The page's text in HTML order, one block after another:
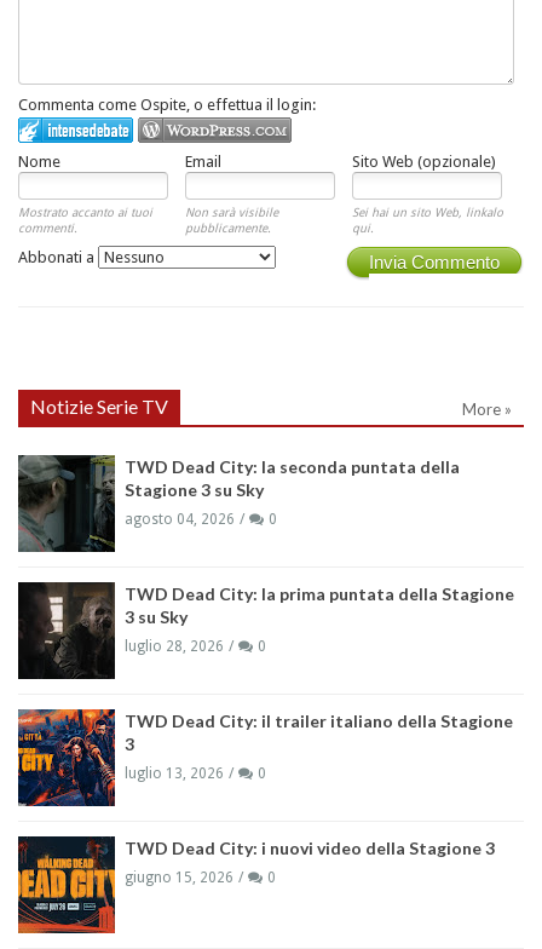
Commenta come Ospite, o effettua il login:
Nome Email Sito Web (opzionale)
Mostrato accanto ai tuoi
commenti.
Non sarà visibile
pubblicamente.
Sei hai un sito Web, linkalo
qui.
Invia Commento
Abbonati a
Notizie Serie TV More »
TWD Dead City: la seconda puntata della
Stagione 3 su Sky
agosto 04, 2026 0
TWD Dead City: la prima puntata della Stagione
3 su Sky
luglio 28, 2026 0
TWD Dead City: il trailer italiano della Stagione
3
luglio 13, 2026 0
TWD Dead City: i nuovi video della Stagione 3
giugno 15, 2026 0